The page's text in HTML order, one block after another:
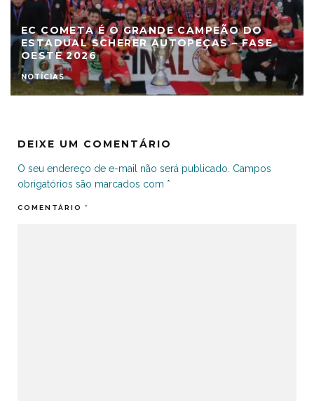
EC COMETA É O GRANDE CAMPEÃO DO
ESTADUAL SCHERER AUTOPEÇAS – FASE
OESTE 2026
NOTÍCIAS
DEIXE UM COMENTÁRIO
O seu endereço de e-mail não será publicado. Campos
obrigatórios são marcados com *
COMENTÁRIO *